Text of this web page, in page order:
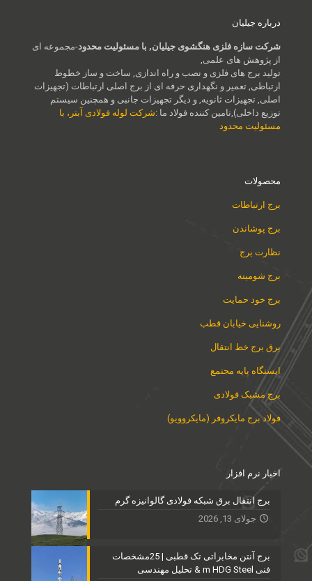
درباره جیلیان
شرکت سازه فلزی هنگشوی جیلیان, با مسئولیت محدود-مجموعه ای
از پژوهش های علمی,
تولید برج های فلزی و نصب و راه اندازی, ساخت و ساز خطوط
ارتباطی, تعمیر و نگهداری حرفه ای از برج اصلی ارتباطات (تجهیزات
اصلی, تجهیزات ثانویه, و دیگر تجهیزات جانبی و همچنین سیستم
توزیع داخلی),تامین کننده فولاد ما :شرکت لوله فولادی آبتر، با
مسئولیت محدود
محصولات
برج ارتباطات
برج پوشاندن
نظارت برج
برج شومینه
برج خود حمایت
روشنایی خیابان قطب
برق برج خط انتقال
ایستگاه پایه مجتمع
برج مشبک فولادی
فولاد برج مایکروفر (مایکروویو)
اخبار نرم افزار
برج انتقال برق شبکه فولادی گالوانیزه گرم
جولای 13, 2026
برج آنتن مخابراتی تک قطبی | 25مشخصات
فنی m HDG Steel & تحلیل مهندسی